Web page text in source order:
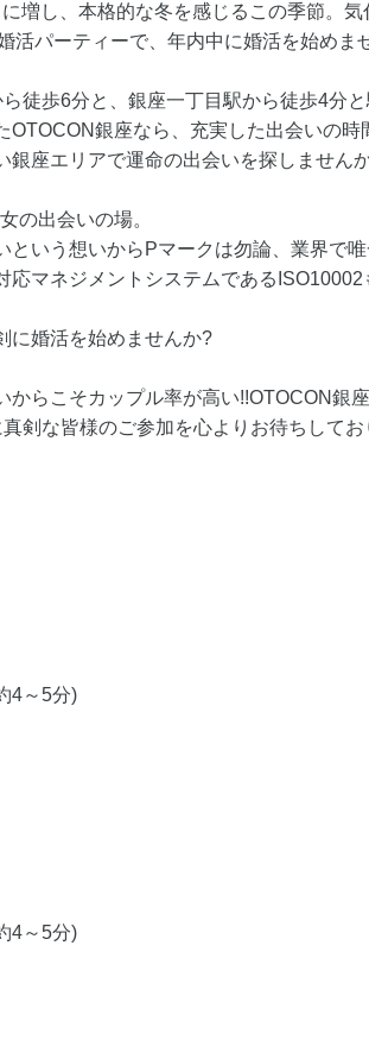
増し、本格的な冬を感じるこの季節。
活パーティーで、年内中に婚活を始めま
徒歩6分と、銀座一丁目駅から徒歩4分
OTOCON銀座なら、充実した出会いの時
銀座エリアで運命の出会いを探しません
の出会いの場。
という想いからPマークは勿論、業界で
応マネジメントシステムである
に婚活を始めませんか?
からこそカップル率が高い!!OTOCON銀
剣な皆様のご参加を心よりお待ちしてお
4～5分)
4～5分)